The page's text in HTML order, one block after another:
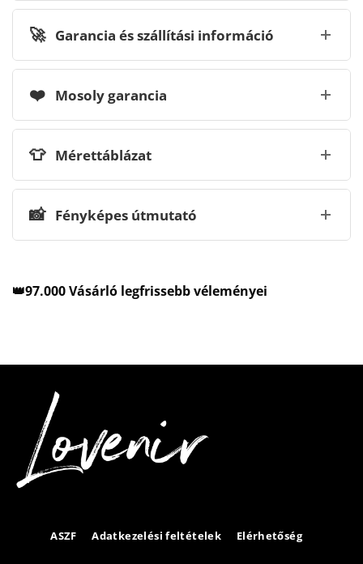
🚀 Garancia és szállítási információ
❤️ Mosoly garancia
👕 Mérettáblázat
📸 Fényképes útmutató
👑97.000 Vásárló legfrissebb véleményei
ASZF Adatkezelési feltételek Elérhetőség